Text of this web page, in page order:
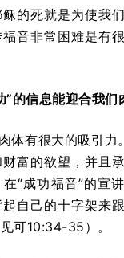
的死就是为使我
音非常困难是有
的信息能迎合我们
体有很大的吸引力
富的欲望，并且
“成功福音”的宣
自己的十字架来
可10:34-35）。